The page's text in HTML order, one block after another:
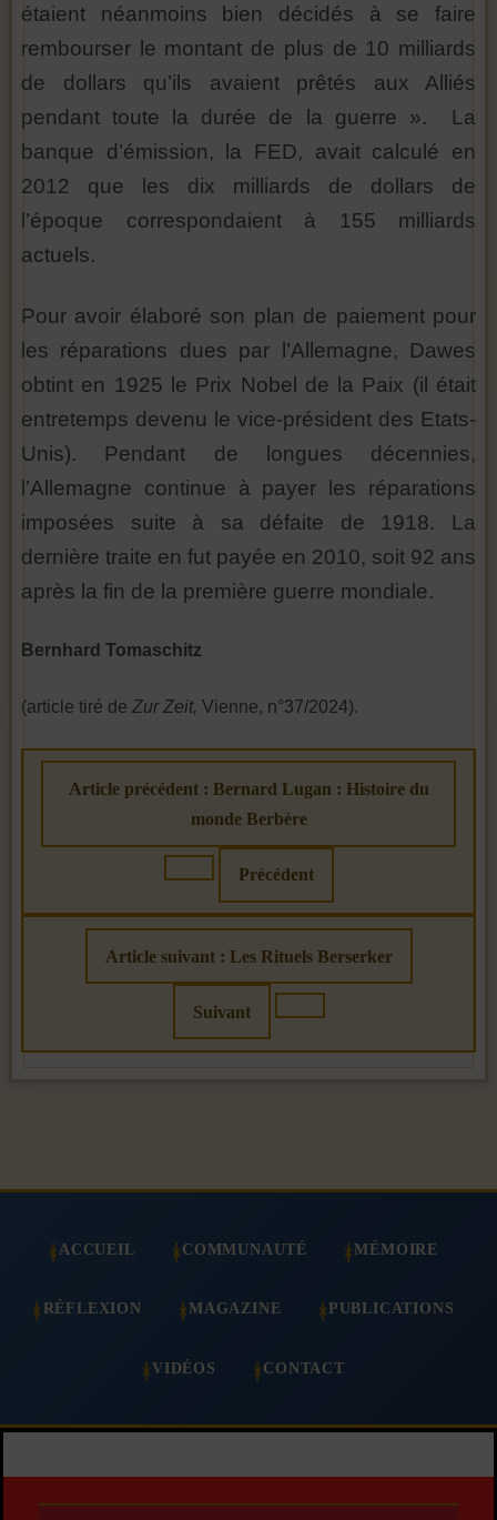
étaient néanmoins bien décidés à se faire
rembourser le montant de plus de 10 milliards
de dollars qu’ils avaient prêtés aux Alliés
pendant toute la durée de la guerre ». La
banque d’émission, la FED, avait calculé en
2012 que les dix milliards de dollars de
l’époque correspondaient à 155 milliards
actuels.
Pour avoir élaboré son plan de paiement pour
les réparations dues par l’Allemagne, Dawes
obtint en 1925 le Prix Nobel de la Paix (il était
entretemps devenu le vice-président des Etats-
Unis). Pendant de longues décennies,
l’Allemagne continue à payer les réparations
imposées suite à sa défaite de 1918. La
dernière traite en fut payée en 2010, soit 92 ans
après la fin de la première guerre mondiale.
Bernhard Tomaschitz
(article tiré de Zur Zeit, Vienne, n°37/2024).
Article précédent : Bernard Lugan : Histoire du
monde Berbère
Précédent
Article suivant : Les Rituels Berserker
Suivant
ACCUEIL COMMUNAUTÉ MÉMOIRE
RÉFLEXION MAGAZINE PUBLICATIONS
VIDÉOS CONTACT